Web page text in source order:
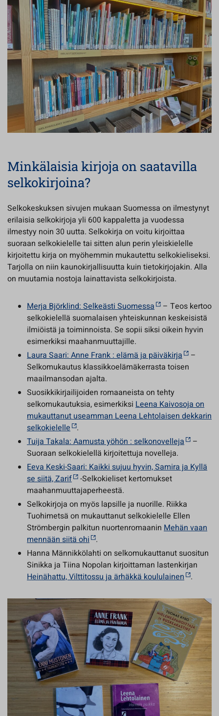
Minkälaisia kirjoja on saatavilla
selkokirjoina?
Selkokeskuksen sivujen mukaan Suomessa on ilmestynyt
erilaisia selkokirjoja yli 600 kappaletta ja vuodessa
ilmestyy noin 30 uutta. Selkokirja on voitu kirjoittaa
suoraan selkokielelle tai sitten alun perin yleiskielelle
kirjoitettu kirja on myöhemmin mukautettu selkokieliseksi.
Tarjolla on niin kaunokirjallisuutta kuin tietokirjojakin. Alla
on muutamia nostoja lainattavista selkokirjoista.
Merja Björklind: Selkeästi Suomessa
– Teos kertoo
selkokielellä suomalaisen yhteiskunnan keskeisistä
ilmiöistä ja toiminnoista. Se sopii siksi oikein hyvin
esimerkiksi maahanmuuttajille.
Laura Saari: Anne Frank : elämä ja päiväkirja
–
Selkomukautus klassikkoelämäkerrasta toisen
maailmansodan ajalta.
Suosikkikirjailijoiden romaaneista on tehty
selkomukautuksia, esimerkiksi Leena Kaivosoja on
mukauttanut useamman Leena Lehtolaisen dekkarin
selkokielelle
.
Tuija Takala: Aamusta yöhön : selkonovelleja
–
Suoraan selkokielellä kirjoitettuja novelleja.
Eeva Keski-Saari: Kaikki sujuu hyvin, Samira ja Kyllä
se siitä, Zarif
-Selkokieliset kertomukset
maahanmuuttajaperheestä.
Selkokirjoja on myös lapsille ja nuorille. Riikka
Tuohimetsä on mukauttanut selkokielelle Ellen
Strömbergin palkitun nuortenromaanin Mehän vaan
mennään siitä ohi
.
Hanna Männikkölahti on selkomukauttanut suositun
Sinikka ja Tiina Nopolan kirjoittaman lastenkirjan
Heinähattu, Vilttitossu ja ärhäkkä koululainen
.